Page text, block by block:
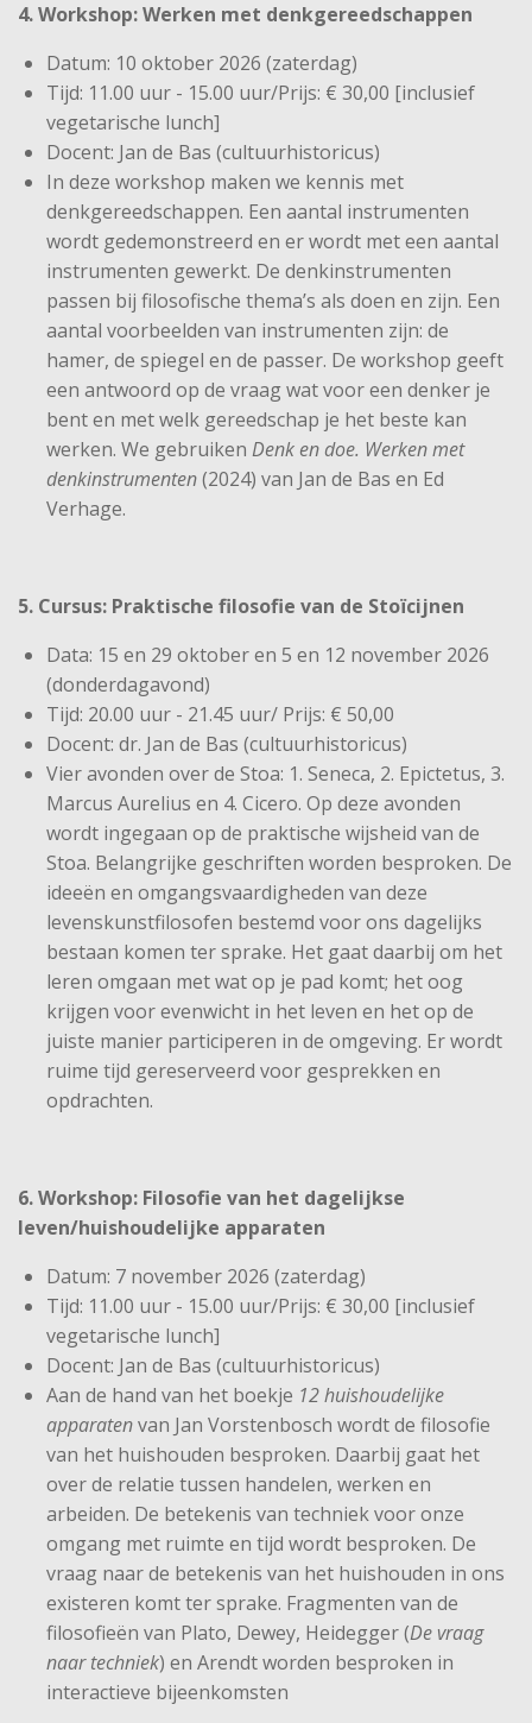
4. Workshop: Werken met denkgereedschappen
Datum: 10 oktober 2026 (zaterdag)
Tijd: 11.00 uur - 15.00 uur/Prijs: € 30,00 [inclusief
vegetarische lunch]
Docent: Jan de Bas (cultuurhistoricus)
In deze workshop maken we kennis met
denkgereedschappen. Een aantal instrumenten
wordt gedemonstreerd en er wordt met een aantal
instrumenten gewerkt. De denkinstrumenten
passen bij filosofische thema’s als doen en zijn. Een
aantal voorbeelden van instrumenten zijn: de
hamer, de spiegel en de passer. De workshop geeft
een antwoord op de vraag wat voor een denker je
bent en met welk gereedschap je het beste kan
werken. We gebruiken Denk en doe. Werken met
denkinstrumenten(2024) van Jan de Bas en Ed
Verhage.
5. Cursus: Praktische filosofie van de Stoïcijnen
Data: 15 en 29 oktober en 5 en 12 november 2026
(donderdagavond)
Tijd: 20.00 uur - 21.45 uur/ Prijs: € 50,00
Docent: dr. Jan de Bas (cultuurhistoricus)
Vier avonden over de Stoa: 1. Seneca, 2. Epictetus, 3.
Marcus Aurelius en 4. Cicero. Op deze avonden
wordt ingegaan op de praktische wijsheid van de
Stoa. Belangrijke geschriften worden besproken. De
ideeën en omgangsvaardigheden van deze
levenskunstfilosofen bestemd voor ons dagelijks
bestaan komen ter sprake. Het gaat daarbij om het
leren omgaan met wat op je pad komt; het oog
krijgen voor evenwicht in het leven en het op de
juiste manier participeren in de omgeving. Er wordt
ruime tijd gereserveerd voor gesprekken en
opdrachten.
6. Workshop: Filosofie van het dagelijkse
leven/huishoudelijke apparaten
Datum: 7 november 2026 (zaterdag)
Tijd: 11.00 uur - 15.00 uur/Prijs: € 30,00 [inclusief
vegetarische lunch]
Docent: Jan de Bas (cultuurhistoricus)
Aan de hand van het boekje 12 huishoudelijke
apparatenvan Jan Vorstenbosch wordt de filosofie
van het huishouden besproken. Daarbij gaat het
over de relatie tussen handelen, werken en
arbeiden. De betekenis van techniek voor onze
omgang met ruimte en tijd wordt besproken. De
vraag naar de betekenis van het huishouden in ons
existeren komt ter sprake. Fragmenten van de
filosofieën van Plato, Dewey, Heidegger (De vraag
naar techniek) en Arendt worden besproken in
interactieve bijeenkomsten